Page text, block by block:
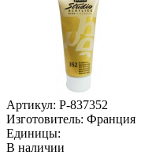
Артикул: P-837352
Изготовитель: Франция
Единицы:
В наличии